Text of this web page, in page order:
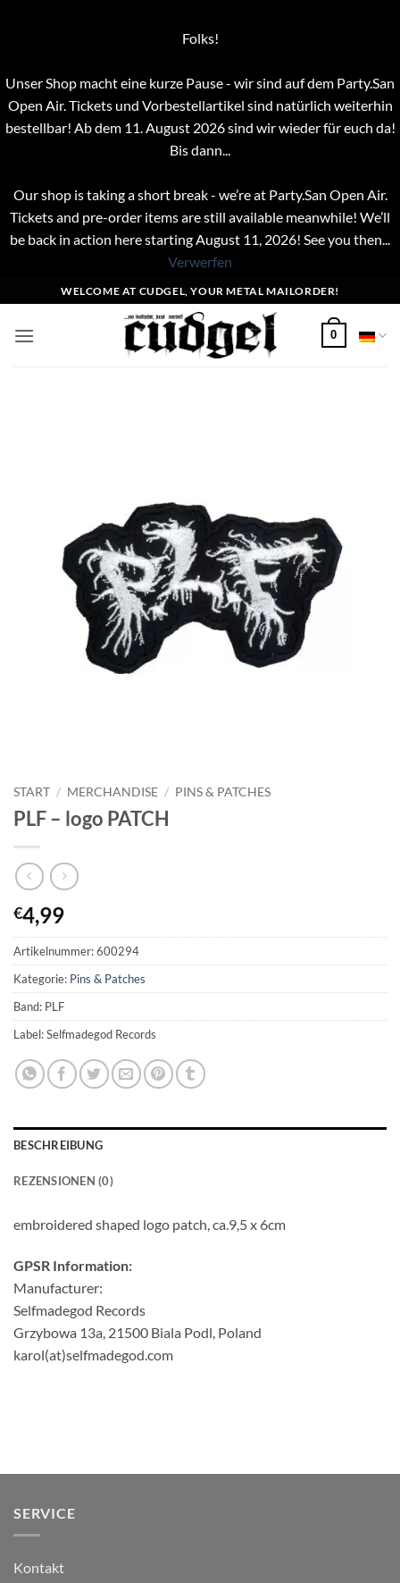
Folks!
Unser Shop macht eine kurze Pause - wir sind auf dem Party.San
Open Air. Tickets und Vorbestellartikel sind natürlich weiterhin
bestellbar! Ab dem 11. August 2026 sind wir wieder für euch da!
Bis dann...
Our shop is taking a short break - we’re at Party.San Open Air.
Tickets and pre-order items are still available meanwhile! We’ll
be back in action here starting August 11, 2026! See you then...
Verwerfen
Inhalt
springen
WELCOME AT CUDGEL, YOUR METAL MAILORDER!
0
START / MERCHANDISE / PINS & PATCHES
PLF – logo PATCH
€4,99
Artikelnummer:600294
Kategorie: Pins & Patches
Band: PLF
Label: Selfmadegod Records
BESCHREIBUNG
REZENSIONEN (0)
embroidered shaped logo patch, ca.9,5 x 6cm
GPSR Information:
Manufacturer:
Selfmadegod Records
Grzybowa 13a, 21500 Biala Podl, Poland
karol(at)selfmadegod.com
SERVICE
Kontakt